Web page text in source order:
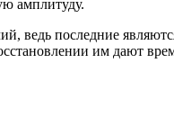
амплитуду.
ведь последние
им дают